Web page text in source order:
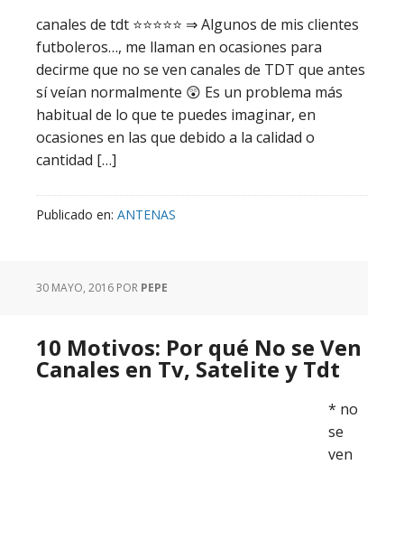
canales de tdt ⭐️⭐️⭐️⭐️⭐️ ⇒ Algunos de mis clientes
futboleros…, me llaman en ocasiones para
decirme que no se ven canales de TDT que antes
sí veían normalmente 😲 Es un problema más
habitual de lo que te puedes imaginar, en
ocasiones en las que debido a la calidad o
cantidad […]
Publicado en: ANTENAS
30 MAYO, 2016 POR PEPE
10 Motivos: Por qué No se Ven
Canales en Tv, Satelite y Tdt
* no
se
ven